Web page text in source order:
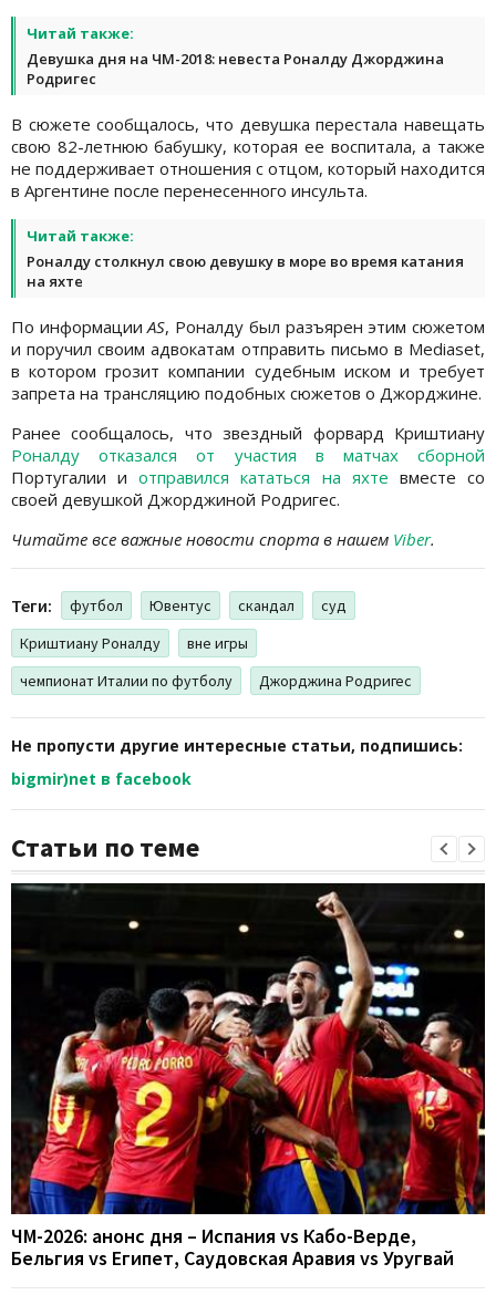
Читай также:
Девушка дня на ЧМ-2018: невеста Роналду Джорджина
Родригес
В сюжете сообщалось, что девушка перестала навещать
свою 82-летнюю бабушку, которая ее воспитала, а также
не поддерживает отношения с отцом, который находится
в Аргентине после перенесенного инсульта.
Читай также:
Роналду столкнул свою девушку в море во время катания
на яхте
По информацииAS, Роналду был разъярен этим сюжетом
и поручил своим адвокатам отправить письмо в Mediaset,
в котором грозит компании судебным иском и требует
запрета на трансляцию подобных сюжетов о Джорджине.
Ранее сообщалось, что звездный форвард Криштиану
Роналду отказался от участия в матчах сборной
Португалии иотправился кататься на яхте вместе со
своей девушкой Джорджиной Родригес.
Читайте все важные новости спорта в нашем Viber.
Теги: футбол Ювентус скандал
суд
Криштиану Роналду
вне игры
чемпионат Италии по футболу
Джорджина Родригес
Не пропусти другие интересные статьи, подпишись:
bigmir)net в facebook
Статьи по теме
ЧМ-2026: анонс дня – Испания vs Кабо-Верде,
Бельгия vs Египет, Саудовская Аравия vs Уругвай